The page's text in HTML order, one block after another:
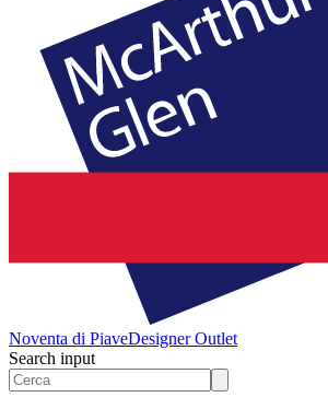
Noventa di PiaveDesigner Outlet
Search input